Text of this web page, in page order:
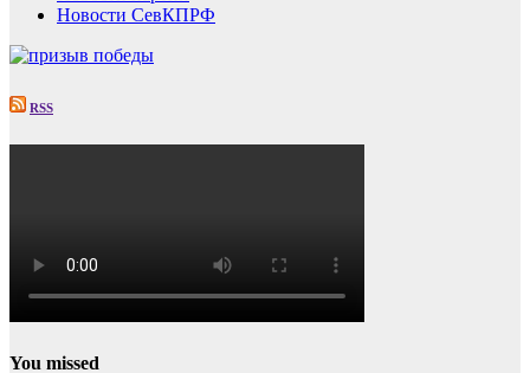
Новости СевКПРФ
RSS
You missed